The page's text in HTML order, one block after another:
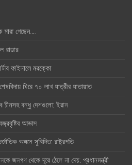
গেছেন….
রাডার
ফাইনালে মরক্কো
ঘিরে ৭০ লাখ যাত্রীর যাতায়াত
চীনসহ বন্ধু দেশগুলো: ইরান
আভাস
অঙ্গনে সুবিদিত: রাষ্ট্রপতি
জনগণ থেকে দূরে ঠেলে না দেয়: প্রধানমন্ত্রী